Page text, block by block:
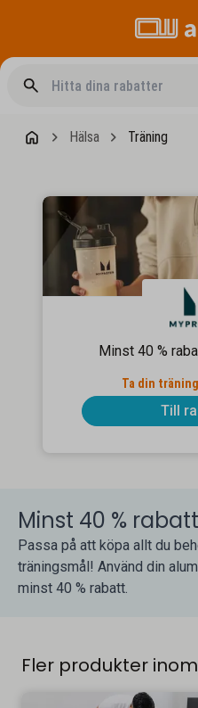
Hälsa Träning
Minst 40 %
Ta din
Till
Minst 40 %
Passa på att köpa allt du
träningsmål! Använd din
minst 40 % rabatt.
Fler produkter